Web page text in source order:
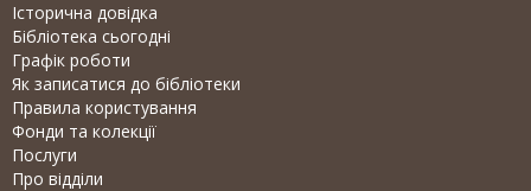
Історична довідка
Бібліотека сьогодні
Графік роботи
Як записатися до бібліотеки
Правила користування
Фонди та колекції
Послуги
Про відділи